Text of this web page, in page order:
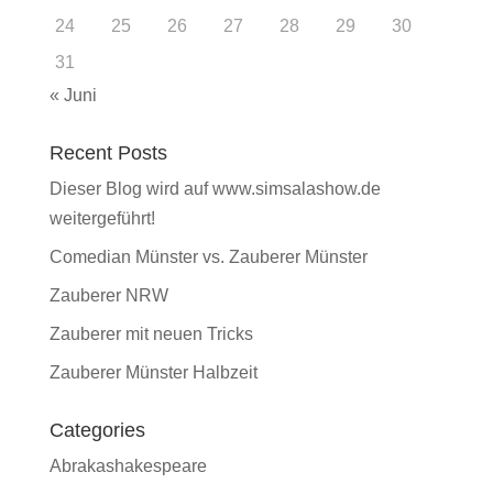
24
25 26 27 28 29
30
31
« Juni
Recent Posts
Dieser Blog wird auf www.simsalashow.de
weitergeführt!
Comedian Münster vs. Zauberer Münster
Zauberer NRW
Zauberer mit neuen Tricks
Zauberer Münster Halbzeit
Categories
Abrakashakespeare